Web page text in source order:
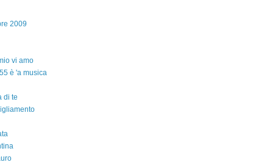
2009
vi amo
è 'a musica
di te